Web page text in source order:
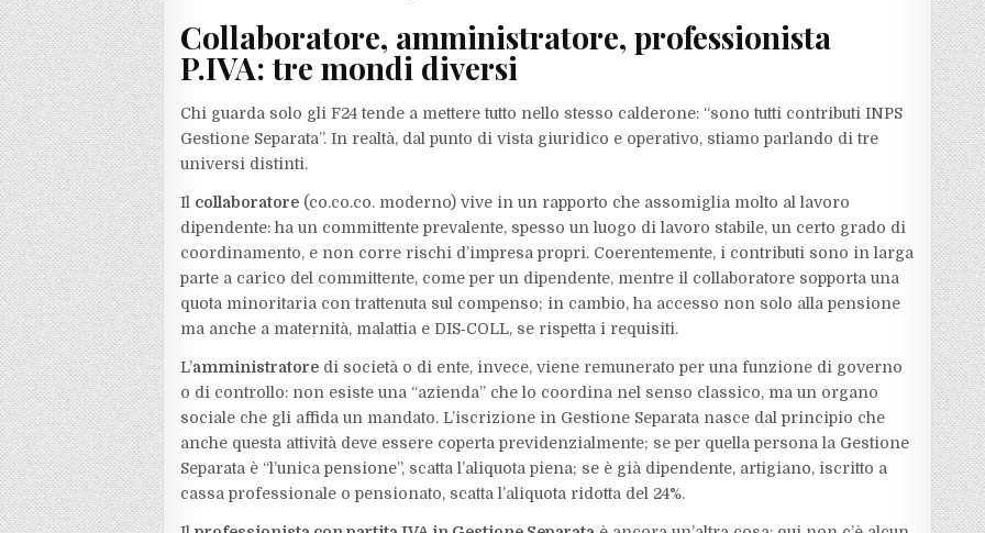
Collaboratore, amministratore, professionista
P.IVA: tre mondi diversi
Chi guarda solo gli F24 tende a mettere tutto nello stesso calderone: “sono tutti contributi INPS
Gestione Separata”. In realtà, dal punto di vista giuridico e operativo, stiamo parlando di tre
universi distinti.
Il collaboratore (co.co.co. moderno) vive in un rapporto che assomiglia molto al lavoro
dipendente: ha un committente prevalente, spesso un luogo di lavoro stabile, un certo grado di
coordinamento, e non corre rischi d’impresa propri. Coerentemente, i contributi sono in larga
parte a carico del committente, come per un dipendente, mentre il collaboratore sopporta una
quota minoritaria con trattenuta sul compenso; in cambio, ha accesso non solo alla pensione
ma anche a maternità, malattia e DIS‑COLL, se rispetta i requisiti.
L’amministratore di società o di ente, invece, viene remunerato per una funzione di governo
o di controllo: non esiste una “azienda” che lo coordina nel senso classico, ma un organo
sociale che gli affida un mandato. L’iscrizione in Gestione Separata nasce dal principio che
anche questa attività deve essere coperta previdenzialmente; se per quella persona la Gestione
Separata è “l’unica pensione”, scatta l’aliquota piena; se è già dipendente, artigiano, iscritto a
cassa professionale o pensionato, scatta l’aliquota ridotta del 24%.